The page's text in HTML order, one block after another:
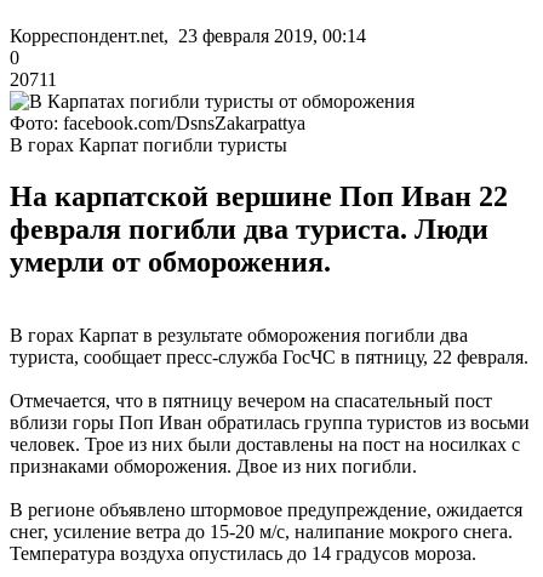
Корреспондент.net, 23 февраля 2019, 00:14
0
20711
Фото: facebook.com/DsnsZakarpattya
В горах Карпат погибли туристы
На карпатской вершине Поп Иван 22
февраля погибли два туриста. Люди
умерли от обморожения.
В горах Карпат в результате обморожения погибли два
туриста, сообщает пресс-служба ГосЧС в пятницу, 22 февраля.
Отмечается, что в пятницу вечером на спасательный пост
вблизи горы Поп Иван обратилась группа туристов из восьми
человек. Трое из них были доставлены на пост на носилках с
признаками обморожения. Двое из них погибли.
В регионе объявлено штормовое предупреждение, ожидается
снег, усиление ветра до 15-20 м/с, налипание мокрого снега.
Температура воздуха опустилась до 14 градусов мороза.